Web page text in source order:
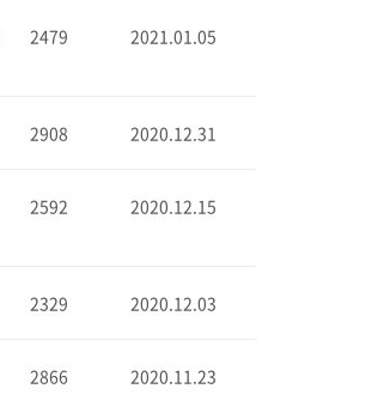
2479 2021.01.05
2908 2020.12.31
2592 2020.12.15
2329 2020.12.03
2866 2020.11.23